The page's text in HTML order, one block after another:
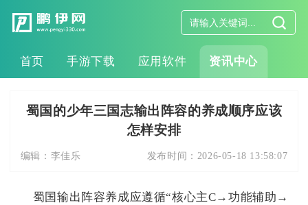
首页 手游下载 应用软件 资讯中心
蜀国的少年三国志输出阵容的养成顺序应该
怎样安排
编辑： 李佳乐 发布时间： 2026-05-18 13:58:07
蜀国输出阵容养成应遵循“核心主C→功能辅助→